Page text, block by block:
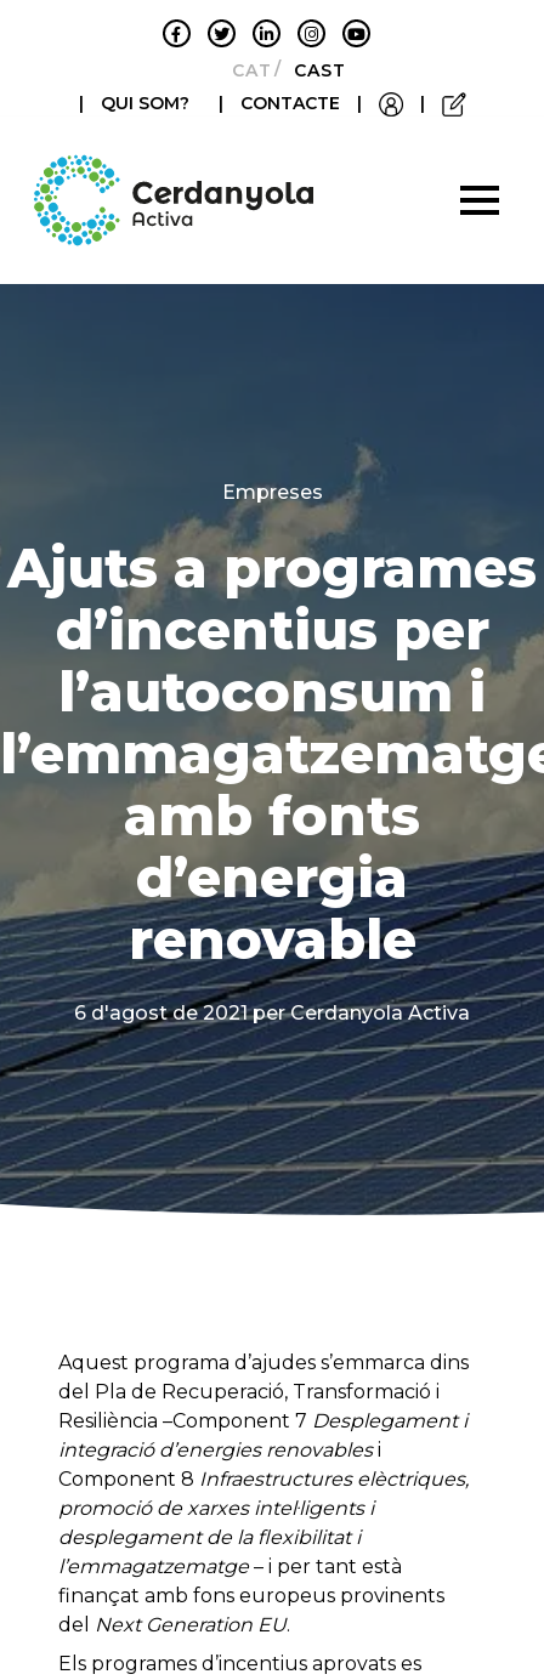
CATALÀCASTELLANO
|
QUI SOM? | CONTACTE | |
Categories
Empreses
Ajuts a programes
d’incentius per
l’autoconsum i
amb fonts
d’energia
renovable
6 d'agost de 2021 per Cerdanyola Activa
Aquest programa d’ajudes s’emmarca dins
del Pla de Recuperació, Transformació i
Resiliència –Component 7 Desplegament i
integració d’energies renovablesi
Component 8 Infraestructures elèctriques,
promoció de xarxes intel·ligents i
desplegament de la flexibilitat i
l’emmagatzematge– i per tant està
finançat amb fons europeus provinents
del
Next Generation EU.
Els programes d’incentius aprovats es